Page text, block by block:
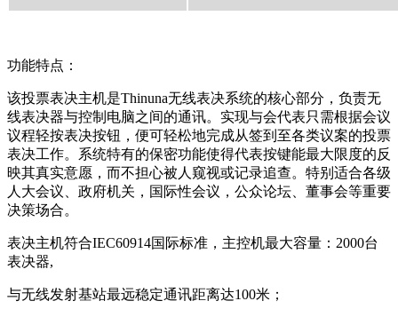
功能特点：
该投票表决主机是Thinuna无线表决系统的核心部分，负责无
线表决器与控制电脑之间的通讯。实现与会代表只需根据会议
议程轻按表决按钮，便可轻松地完成从签到至各类议案的投票
表决工作。系统特有的保密功能使得代表按键能最大限度的反
映其真实意愿，而不担心被人窥视或记录追查。特别适合各级
人大会议、政府机关，国际性会议，公众论坛、董事会等重要
决策场合。
表决主机符合IEC60914国际标准，主控机最大容量：2000台
表决器,
与无线发射基站最远稳定通讯距离达100米；